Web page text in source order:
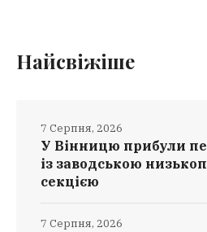
Найсвіжіше
У Вінницю прибули
із заводською
секцією
7 Серпня, 2026
7 Серпня, 2026